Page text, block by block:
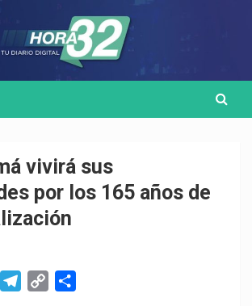
vivirá sus
por los 165 años de
W